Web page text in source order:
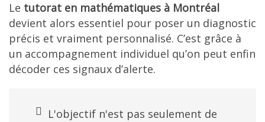
Le tutorat en mathématiques à Montréal
devient alors essentiel pour poser un diagnostic
précis et vraiment personnalisé. C’est grâce à
un accompagnement individuel qu’on peut enfin
décoder ces signaux d’alerte.
L'objectif n'est pas seulement de